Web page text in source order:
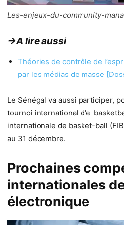
Les-enjeux-du-community-
→A lire aussi
Théories de contrôle de
par les médias de masse
Le Sénégal va aussi participer,
tournoi international d’e-
internationale de basket-ball
au 31 décembre.
Prochaines
internationales
électronique